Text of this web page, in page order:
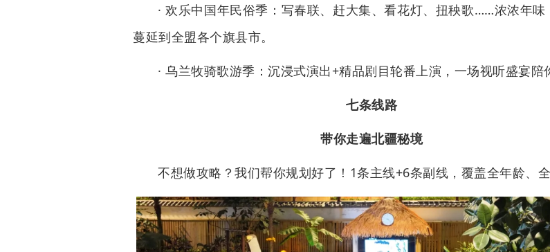
· 欢乐中国年民俗季：写春联、赶大集、看花灯、扭秧歌……浓浓年味
蔓延到全盟各个旗县市。
· 乌兰牧骑歌游季：沉浸式演出+精品剧目轮番上演，一场视听盛宴陪
七条线路
带你走遍北疆秘境
不想做攻略？我们帮你规划好了！1条主线+6条副线，覆盖全年龄、全